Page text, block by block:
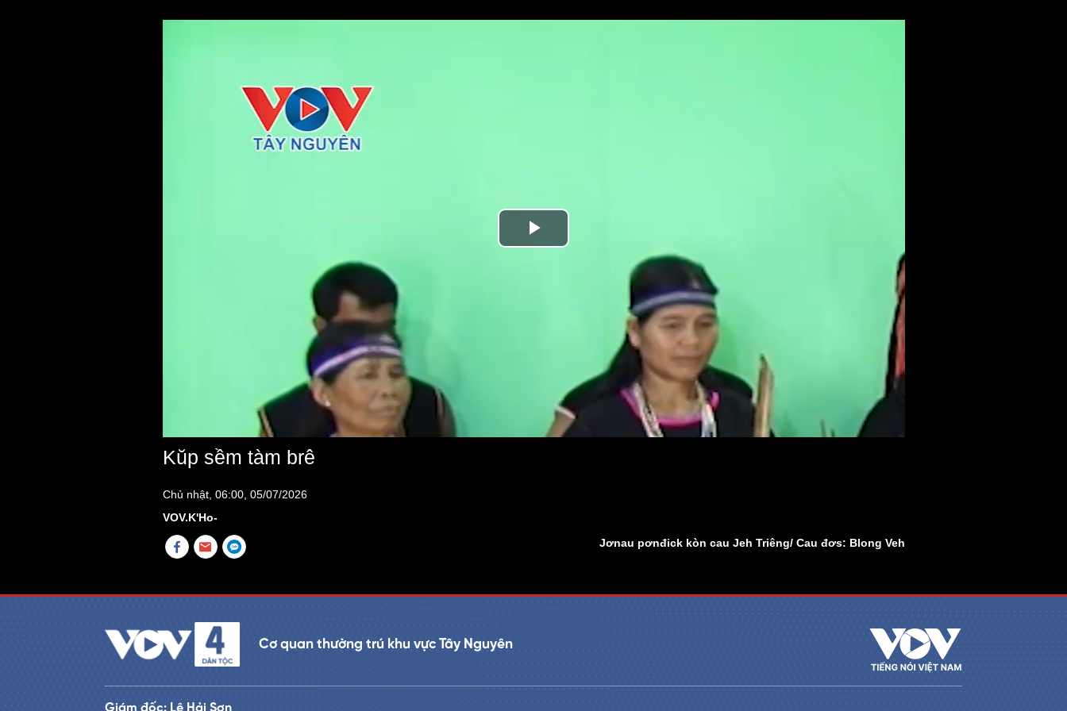
Play
Kŭp sềm tàm brê
Chủ nhật, 06:00, 05/07/2026
VOV.K'Ho-
Jơnau pơnđick kòn cau Jeh Triêng/ Cau đơs: Blong Veh
Cơ quan thường trú khu vực Tây Nguyên
Giám đốc: Lê Hải Sơn